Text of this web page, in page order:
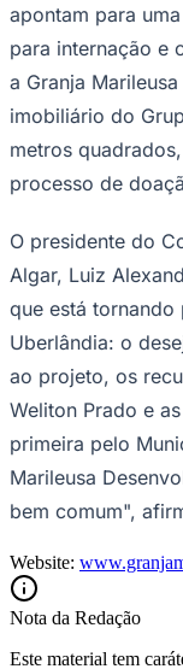
Fluminense
apontam para
para internação e
a Granja
imobiliário do
metros
processo de
O presidente do
Algar, Luiz
que está tornando
Uberlândia: o
ao projeto, os
Weliton Prado e
primeira pelo
Marileusa
bem comum",
Website:
Nota da Redação
Este material tem